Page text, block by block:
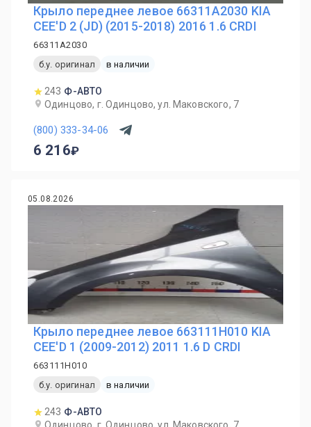
Крыло переднее левое 66311A2030 KIA
CEE'D 2 (JD) (2015-2018) 2016 1.6 CRDI
66311A2030
б.у. оригинал
в наличии
243 Ф-АВТО
Одинцово, г. Одинцово, ул. Маковского, 7
(800) 333-34-06
6 216
05.08.2026
Крыло переднее левое 663111H010 KIA
CEE'D 1 (2009-2012) 2011 1.6 D CRDI
663111H010
б.у. оригинал
в наличии
243 Ф-АВТО